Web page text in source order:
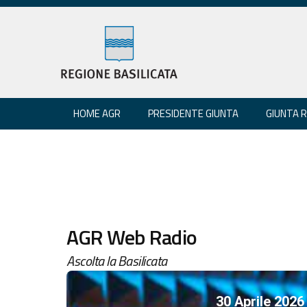
HOME AGR PRESIDENTE GIUNTA GIUNTA
AGR Web Radio
Ascolta la Basilicata
30 Aprile 2026